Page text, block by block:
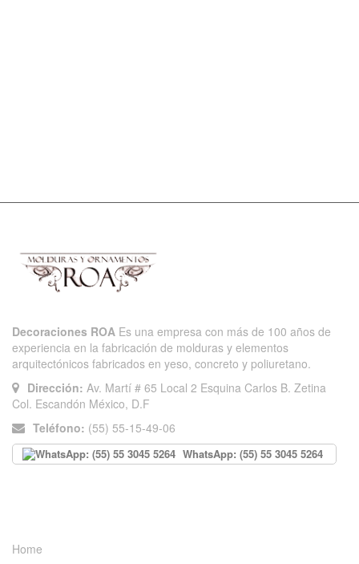
Decoraciones ROA Es una empresa con más de 100 años de
experiencia en la fabricación de molduras y elementos
arquitectónicos fabricados en yeso, concreto y poliuretano.
Dirección: Av. Martí # 65 Local 2 Esquina Carlos B. Zetina
Col. Escandón México, D.F
Teléfono: (55) 55-15-49-06
WhatsApp: (55) 55 3045 5264
Home